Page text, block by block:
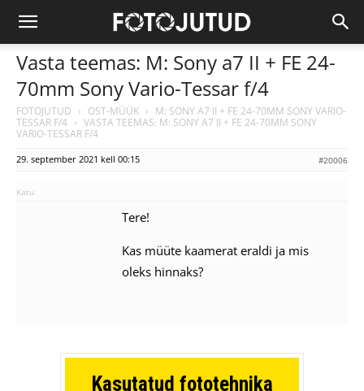
Vasta teemas: M: Sony a7 II + FE 24-
70mm Sony Vario-Tessar f/4
FOTOJUTUD › OST-MÜÜK › M: SONY A7 II + FE 24-70MM SONY VARIO-
TESSAR F/4 › VASTA TEEMAS: M: SONY A7 II + FE 24-70MM SONY
VARIO-TESSAR F/4
29. september 2021 kell 00:15 #20006
Katu
Tere!
Kas müüte kaamerat eraldi ja mis
oleks hinnaks?